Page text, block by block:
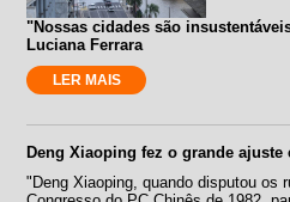
"Nossas cidades são
Luciana Ferrara
LER MAIS
Deng Xiaoping fez o grande
"Deng Xiaoping, quando disputou os